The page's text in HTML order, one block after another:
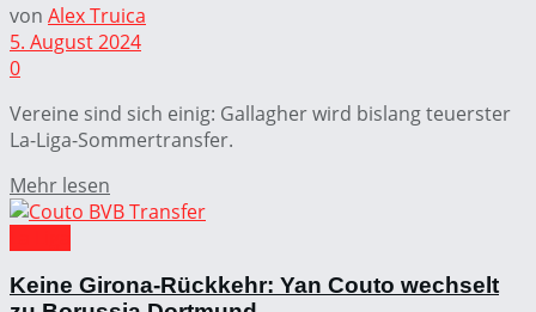
von Alex Truica
5. August 2024
0
Vereine sind sich einig: Gallagher wird bislang teuerster
La-Liga-Sommertransfer.
Mehr lesen
Keine Girona-Rückkehr: Yan Couto wechselt